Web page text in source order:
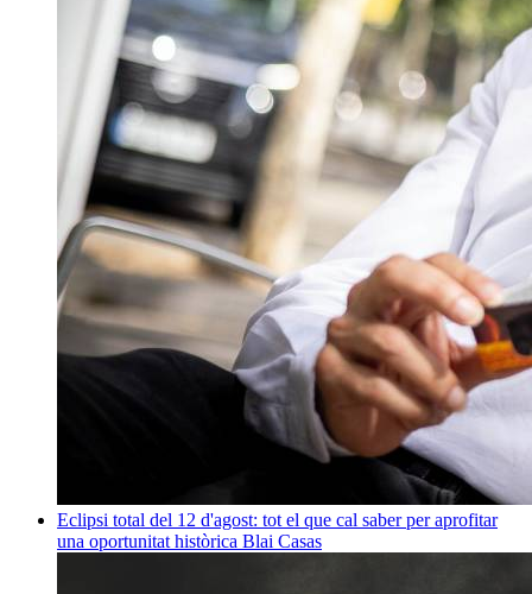
Eclipsi total del 12 d'agost: tot el que cal saber per aprofitar
una oportunitat històrica Blai Casas